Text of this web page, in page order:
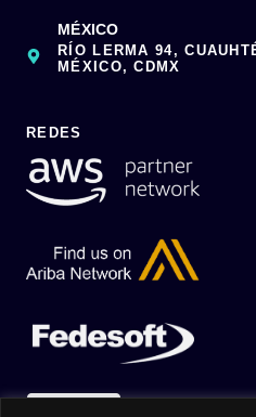
MÉXICO
RÍO LERMA 94,
MÉXICO, CDMX
REDES